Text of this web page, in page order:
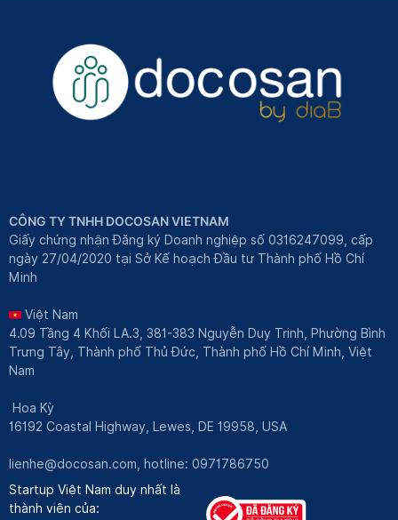
CÔNG TY TNHH DOCOSAN VIETNAM
Giấy chứng nhận Đăng ký Doanh nghiệp số 0316247099, cấp
ngày 27/04/2020 tại Sở Kế hoạch Đầu tư Thành phố Hồ Chí
Minh
Việt Nam
4.09 Tầng 4 Khối LA.3, 381-383 Nguyễn Duy Trinh, Phường Bình
Trưng Tây, Thành phố Thủ Đức, Thành phố Hồ Chí Minh, Việt
Nam
Hoa Kỳ
16192 Coastal Highway, Lewes, DE 19958, USA
lienhe@docosan.com , hotline: 0971786750
Startup Việt Nam duy nhất là
thành viên của: